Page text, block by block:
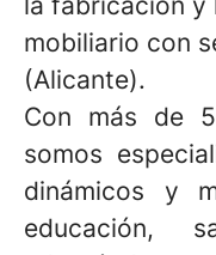
mobiliario con
(Alicante).
Con más de
somos
dinámicos y
educación,